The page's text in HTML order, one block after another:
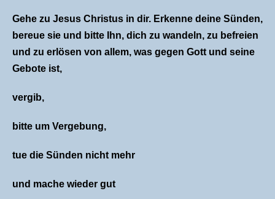
Gehe zu Jesus Christus in dir. Erkenne deine Sünden,
bereue sie und bitte Ihn, dich zu wandeln, zu befreien
und zu erlösen von allem, was gegen Gott und seine
Gebote ist,
vergib,
bitte um Vergebung,
tue die Sünden nicht mehr
und mache wieder gut